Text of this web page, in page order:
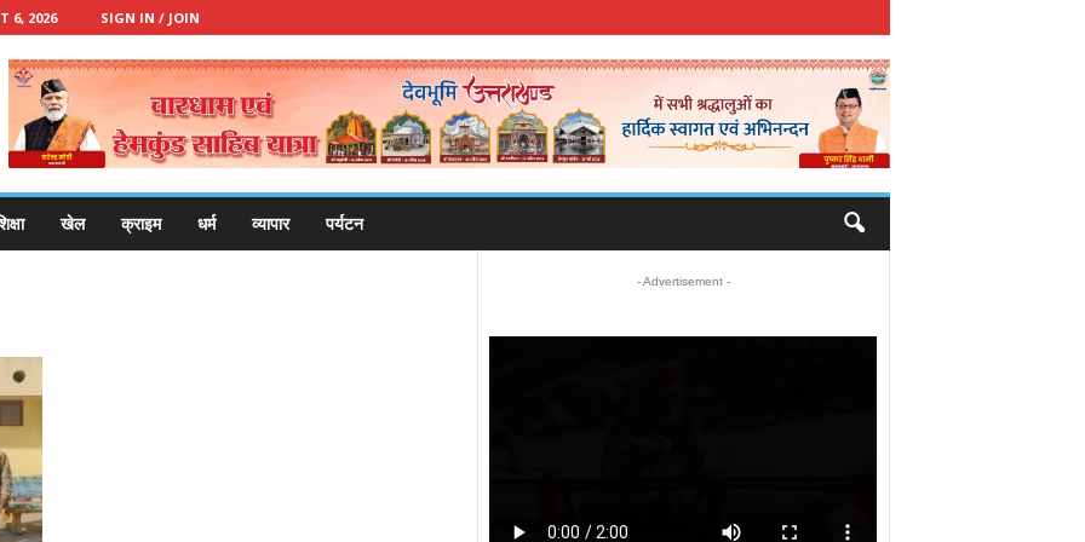
6, 2026 SIGN IN / JOIN
खेल क्राइम धर्म व्यापार पर्यटन
- Advertisement -